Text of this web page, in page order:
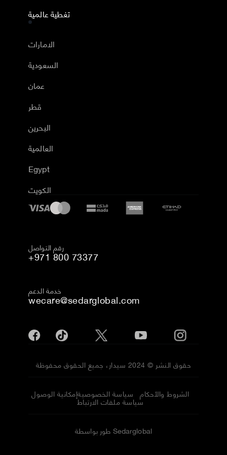
تغطية عالمية
الامارات
السعودية
عمان
قطر
البحرين
العالمية
Egypt
الكويت
رقم التواصل
+971 800 73377
خدمة الدعم
wecare@sedarglobal.com
حقوق النشر © 2024 سيدار، جميع الحقوق محفوظة
إمكانية الوصولسياسة الخصوصية الشروط والأحكام
سياسة ملفات الارتباط
طور بواسطة Sedarglobal